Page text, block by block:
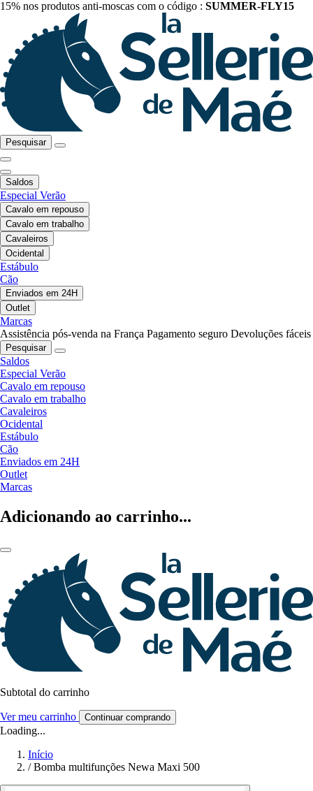
15% nos produtos anti-moscas com o código : SUMMER-FLY15
Pesquisar
Saldos
Especial Verão
Cavalo em repouso
Cavalo em trabalho
Cavaleiros
Ocidental
Estábulo
Cão
Enviados em 24H
Outlet
Marcas
Assistência pós-venda na França Pagamento seguro Devoluções fáceis
Pesquisar
Saldos
Especial Verão
Cavalo em repouso
Cavalo em trabalho
Cavaleiros
Ocidental
Estábulo
Cão
Enviados em 24H
Outlet
Marcas
Adicionando ao carrinho...
Subtotal do carrinho
Ver meu carrinho Continuar comprando
Loading...
Início
/ Bomba multifunções Newa Maxi 500